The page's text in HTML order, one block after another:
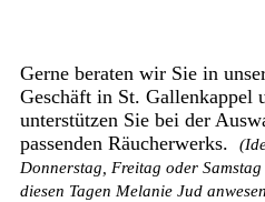
Gerne beraten wir Sie in
Geschäft in St. Gallenkappel
unterstützen Sie bei der
passenden Räucherwerks.
Donnerstag, Freitag oder
diesen Tagen Melanie Jud